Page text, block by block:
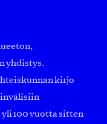
yhdistys.
kirjo
100 vuotta sitten